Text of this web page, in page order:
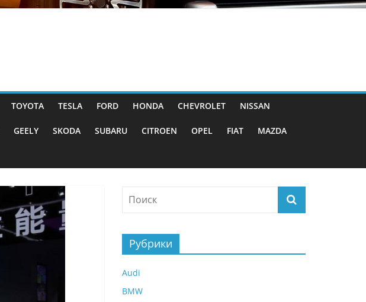
TOYOTA TESLA FORD HONDA CHEVROLET NISSAN
GEELY SKODA SUBARU CITROEN OPEL FIAT MAZDA
Рубрики
Audi
BMW